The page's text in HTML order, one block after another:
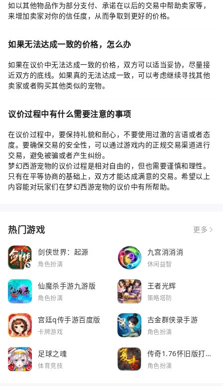
如以其他物品作为部分支付、承诺在以后的交易中帮助卖家等，
来增加卖家对你的信任度，从而争取到更好的价格。
如果无法达成一致的价格，怎么办
如果在议价中无法达成一致的价格，双方可以适当妥协，尽量接
近双方的底线。如果真的无法达成一致，可以考虑继续寻找其他
卖家或者购买其他类似的宠物。
议价过程中有什么需要注意的事项
在议价过程中，要保持礼貌和耐心，不要使用过激的言语或者态
度。要确保交易的安全性，可以通过游戏内的正规交易渠道进行
交易，避免被骗或者产生纠纷。
梦幻西游宠物的议价过程是相对自由的，但也需要谨慎和理性。
只有在平等协商的基础上，双方才能达成满意的交易。希望以上
内容能对玩家们在梦幻西游宠物的议价中有所帮助。
热门游戏 更多
剑侠世界：起源
角色扮演
九宫消消消
休闲益智
仙魔杀手游九游版
角色扮演
王者光辉
策略塔防
宫廷q传手游百度版
卡牌游戏
古金群侠录手游
角色扮演
足球之魂
体育竞技
传奇1.76怀旧版打金
服
角色扮演